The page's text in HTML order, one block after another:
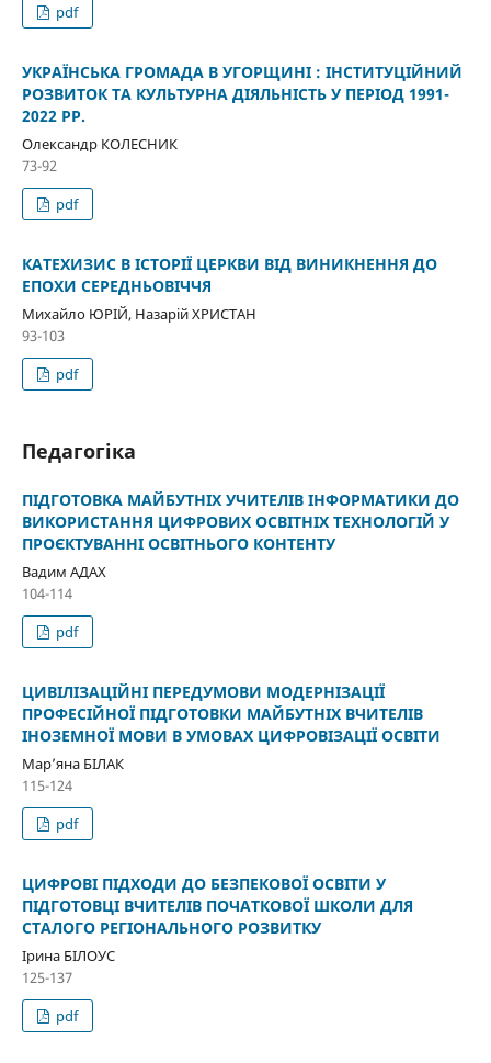
pdf
УКРАЇНСЬКА ГРОМАДА В УГОРЩИНІ : ІНСТИТУЦІЙНИЙ
РОЗВИТОК ТА КУЛЬТУРНА ДІЯЛЬНІСТЬ У ПЕРІОД 1991-
2022 РР.
Олександр КОЛЕСНИК
73-92
pdf
КАТЕХИЗИС В ІСТОРІЇ ЦЕРКВИ ВІД ВИНИКНЕННЯ ДО
ЕПОХИ СЕРЕДНЬОВІЧЧЯ
Михайло ЮРІЙ, Назарій ХРИСТАН
93-103
pdf
Педагогіка
ПІДГОТОВКА МАЙБУТНІХ УЧИТЕЛІВ ІНФОРМАТИКИ ДО
ВИКОРИСТАННЯ ЦИФРОВИХ ОСВІТНІХ ТЕХНОЛОГІЙ У
ПРОЄКТУВАННІ ОСВІТНЬОГО КОНТЕНТУ
Вадим АДАХ
104-114
pdf
ЦИВІЛІЗАЦІЙНІ ПЕРЕДУМОВИ МОДЕРНІЗАЦІЇ
ПРОФЕСІЙНОЇ ПІДГОТОВКИ МАЙБУТНІХ ВЧИТЕЛІВ
ІНОЗЕМНОЇ МОВИ В УМОВАХ ЦИФРОВІЗАЦІЇ ОСВІТИ
Мар’яна БІЛАК
115-124
pdf
ЦИФРОВІ ПІДХОДИ ДО БЕЗПЕКОВОЇ ОСВІТИ У
ПІДГОТОВЦІ ВЧИТЕЛІВ ПОЧАТКОВОЇ ШКОЛИ ДЛЯ
СТАЛОГО РЕГІОНАЛЬНОГО РОЗВИТКУ
Ірина БІЛОУС
125-137
pdf